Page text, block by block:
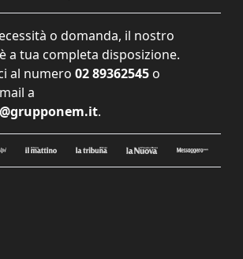
o domanda, il nostro
a tua completa disposizione.
al numero 02 89362545 o
a
.